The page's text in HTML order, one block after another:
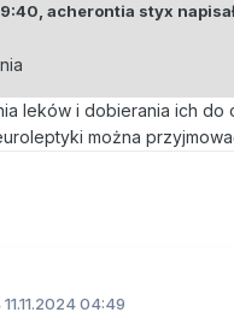
acherontia styx
leków i dobierania ich do
można
11.11.2024 04:49